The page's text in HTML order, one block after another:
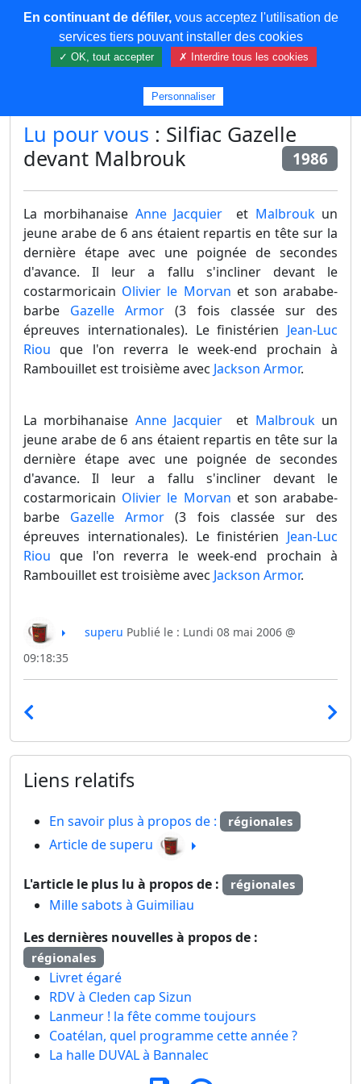
COREMA
Lu pour vous : Silfiac Gazelle
devant Malbrouk
1986
La morbihanaise Anne Jacquier et Malbroukun
jeune arabe de 6 ans étaient repartis en tête sur la
dernière étape avec une poignée de secondes
d'avance. Il leur a fallu s'incliner devant le
costarmoricain Olivier le Morvan et son arababe-
barbe Gazelle Armor (3 fois classée sur des
épreuves internationales). Le finistérien Jean-Luc
Riou que l'on reverra le week-end prochain à
Rambouillet est troisième avec Jackson Armor.
La morbihanaise Anne Jacquier et Malbroukun
jeune arabe de 6 ans étaient repartis en tête sur la
dernière étape avec une poignée de secondes
d'avance. Il leur a fallu s'incliner devant le
costarmoricain Olivier le Morvan et son arababe-
barbe Gazelle Armor (3 fois classée sur des
épreuves internationales). Le finistérien Jean-Luc
Riou que l'on reverra le week-end prochain à
Rambouillet est troisième avec Jackson Armor.
superu Publié le : Lundi 08 mai 2006 @
09:18:35
Liens relatifs
En savoir plus à propos de : régionales
Article de superu
L'article le plus lu à propos de : régionales
Mille sabots à Guimiliau
Les dernières nouvelles à propos de :
régionales
Livret égaré
RDV à Cleden cap Sizun
Lanmeur ! la fête comme toujours
Coatélan, quel programme cette année ?
La halle DUVAL à Bannalec
En continuant de défiler,vous acceptez l'utilisation de
services tiers pouvant installer des cookies
✓ OK, tout accepter ✗ Interdire tous les cookies
Personnaliser